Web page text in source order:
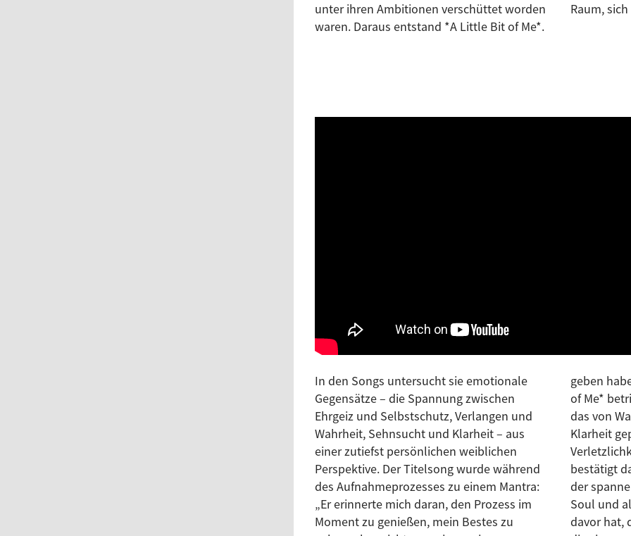
unter ihren Ambitionen verschüttet worden
waren. Daraus entstand *A Little Bit of Me*.
Raum,
In den Songs untersucht sie emotionale
Gegensätze – die Spannung zwischen
Ehrgeiz und Selbstschutz, Verlangen und
Wahrheit, Sehnsucht und Klarheit – aus
einer zutiefst persönlichen weiblichen
Perspektive. Der Titelsong wurde während
des Aufnahmeprozesses zu einem Mantra:
„Er erinnerte mich daran, den Prozess im
Moment zu genießen, mein Bestes zu
geben habe, gut genug ist.“ Mit *A Little Bit
of Me* betritt Mica Millar ein neues Kapitel,
das von Wahrheit, Präsenz und emotionaler
Klarheit geprägt ist. Reich an Soul,
Verletzlichkeit und handwerklicher Finesse
bestätigt das Album ihren Status als eine
der spannendsten Stimmen des britischen
Soul und als Künstlerin, die keine Angst
davor hat, die Komplexität offenzulegen,